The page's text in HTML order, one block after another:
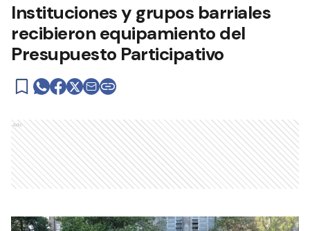
Instituciones y grupos barriales
recibieron equipamiento del
Presupuesto Participativo
Ads